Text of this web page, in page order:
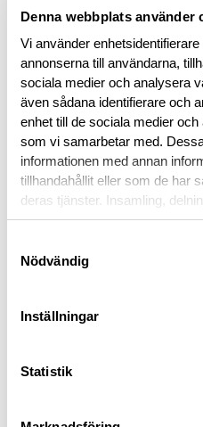
Denna webbplats använder
Vi använder
annonserna till användarna,
sociala medier och analysera
även sådana identifierare och
enhet till de sociala medier
som vi samarbetar med.
informationen med annan
tillhandahållit eller som de har
deras tjänster. Insamling,
personuppgifter kan användas
Nödvändig
Inställningar
Statistik
Läs mer
BESKRIVNING
RECENSIONER
OM VARUMÄRKET